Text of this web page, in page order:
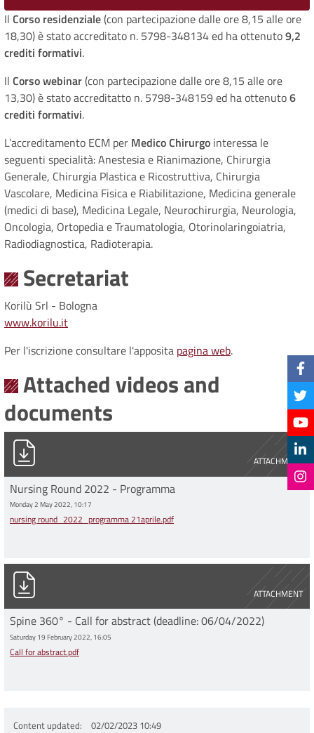
Il Corso residenziale(con partecipazione dalle ore 8,15 alle ore
18,30) è stato accreditato n. 5798-348134 ed ha ottenuto9,2
crediti formativi.
Il Corso webinar(con partecipazione dalle ore 8,15 alle ore
13,30) è stato accreditatto n. 5798-348159 ed ha ottenuto6
crediti formativi.
L’accreditamento ECM per Medico Chirurgo interessa le
seguenti specialità: Anestesia e Rianimazione, Chirurgia
Generale, Chirurgia Plastica e Ricostruttiva, Chirurgia
Vascolare, Medicina Fisica e Riabilitazione, Medicina generale
(medici di base), Medicina Legale, Neurochirurgia, Neurologia,
Oncologia, Ortopedia e Traumatologia, Otorinolaringoiatria,
Radiodiagnostica, Radioterapia.
Secretariat
Korilù Srl - Bologna
www.korilu.it
Per l'iscrizione consultare l'apposita pagina web.
Attached videos and
documents
ATTACHMENT
nursing round_2022_programma 21aprile.pdf
Nursing Round 2022 - Programma
Monday 2 May 2022, 10:17
nursing round_2022_programma 21aprile.pdf
ATTACHMENT
Call for abstract.pdf
Spine 360° - Call for abstract (deadline: 06/04/2022)
Saturday 19 February 2022, 16:05
Call for abstract.pdf
Content updated 02/02/2023 10:49